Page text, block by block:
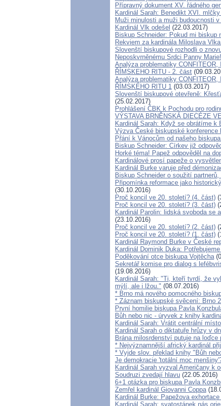
Přípravný dokument XV. řádného
Kardinál Sarah: Benedikt XVI.
Muži minulosti a muži budoucnosti
Kardinál Vlk odešel (22.03.2017)
Biskup Schneider: Pokud mi
Rekviem za kardinála Miloslava
Slovenští biskupové rozhodli o
Neposkvrněnému Srdci Panny Marie!
Analýza problematiky
ŘÍMSKEHO RITU - 2. část
Analýza problematiky
ŘÍMSKÉHO RITU 1 (03.03.2017)
Slovenští biskupové otevřeně:
(25.02.2017)
Prohlášení ČBK k Pochodu pro
VÝSTAVA BRNĚNSKÁ DIECÉZE
Kardinál Sarah: Když se obrátíme
Výzva České biskupské
Přání k Vánocům od našeho
Biskup Schneider: Církev již
Horké téma! Papež odpověděl na
Kardinálové prosí papeže o
Kardinál Burke varuje před
Biskup Schneider o soužití
Připomínka reformace jako
(30.10.2016)
Proč koncil ve 20. století? (4. část)
Proč koncil ve 20. století? (3. část)
Kardinál Parolin: lidská svoboda se
(23.10.2016)
Proč koncil ve 20. století? (2. část)
Proč koncil ve 20. století? (1. část)
Kardinál Raymond Burke v České
Kardinál Dominik Duka:
Poděkování otce biskupa Vojtěcha
Sekretář komise pro dialog s
(19.08.2016)
Kardinál Sarah: "Ti, kteří tvrdí, že
mýlí, ale i lžou." (08.07.2016)
* Brno má nového pomocného
* Záznam biskupské svěcení: Brno
První homilie biskupa Pavla
Bůh nebo nic - úryvek z knihy
Kardinál Sarah: Vrátit centrální
Kardinál Sarah o diktatuře hrůzy v
Brána milosrdenství putuje na loďce
* Nejvýznamnější africký kardinál
* Vyjde slov. překlad knihy "Bůh
Je demokracie 'totální moc
Kardinál Sarah vyzval Američany k
Soudruzi zvedají hlavu (22.05.2016)
6+1 otázka pro biskupa Pavla
Zemřel kardinál Giovanni Coppa
Kardinál Burke: Papežova
Kardinál Sarah: svatostánek nás